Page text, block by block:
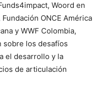
Woord en
ONCE América
y WWF Colombia,
los desafíos
el desarrollo y la
de articulación